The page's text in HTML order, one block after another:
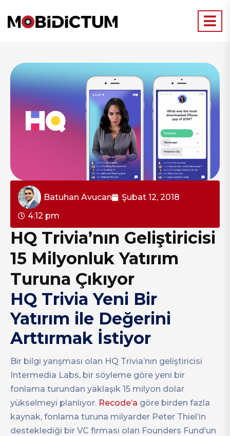
Batuhan Avucan
Şubat 12, 2018
4:12 pm
HQ Trivia’nın Geliştiricisi
15 Milyonluk Yatırım
Turuna Çıkıyor
HQ Trivia Yeni Bir
Yatırım ile Değerini
Arttırmak İstiyor
Bir bilgi yarışması olan HQ Trivia’nın geliştiricisi
Intermedia Labs, bir söyleme göre yeni bir
fonlama turundan yaklaşık 15 milyon dolar
yükselmeyi planlıyor. Recode’a göre birden fazla
kaynak, fonlama turuna milyarder Peter Thiel’in
desteklediği bir VC firması olan Founders Fund’un